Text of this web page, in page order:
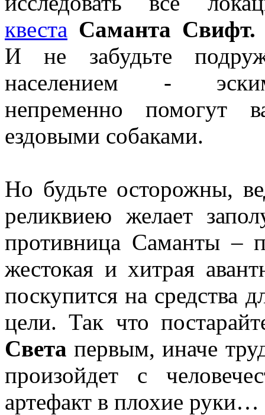
квеста Саманта
И не забудьте
населением -
непременно
ездовыми собаками.
Но будьте осторожны,
реликвиею желает
противница Саманты –
жестокая и хитрая
поскупится на средства
цели. Так что
Света первым, иначе
произойдет с
артефакт в плохие руки…